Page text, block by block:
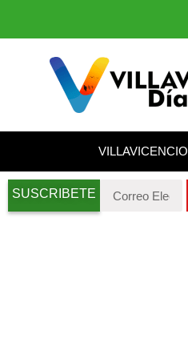
VILLAVICENCIO
SUSCRIBETE